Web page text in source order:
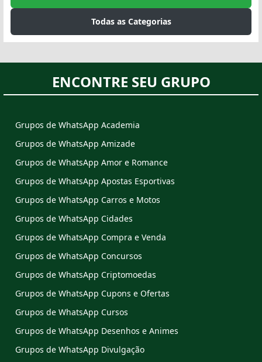
Todas as Categorias
ENCONTRE SEU GRUPO
Grupos de WhatsApp Academia
Grupos de WhatsApp Amizade
Grupos de WhatsApp Amor e Romance
Grupos de WhatsApp Apostas Esportivas
Grupos de WhatsApp Carros e Motos
Grupos de WhatsApp Cidades
Grupos de WhatsApp Compra e Venda
Grupos de WhatsApp Concursos
Grupos de WhatsApp Criptomoedas
Grupos de WhatsApp Cupons e Ofertas
Grupos de WhatsApp Cursos
Grupos de WhatsApp Desenhos e Animes
Grupos de WhatsApp Divulgação